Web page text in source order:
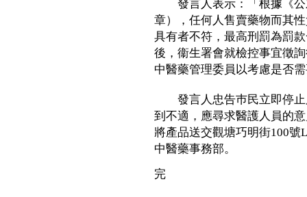
發言人表示：「根據《公
章），任何人售賣藥物而其
具有者不符，最高刑罰為罰
後，衞生署會就檢控事宜徵
中醫藥管理委員以考慮是否
發言人忠告巿民立即停止
到不適，應尋求醫護人員的
將產品送交觀塘巧明街100號
中醫藥事務部。
完